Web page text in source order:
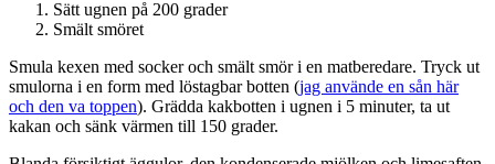
Sätt ugnen på 200 grader
Smält smöret
Smula kexen med socker och smält smör i en matberedare. Tryck ut
smulorna i en form med löstagbar botten (jag använde en sån här
och den va toppen). Grädda kakbotten i ugnen i 5 minuter, ta ut
kakan och sänk värmen till 150 grader.